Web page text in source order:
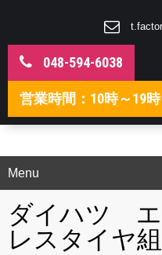
048-594-6038
営業時間：10時～19
Menu
ダイハツ
レスタイヤ